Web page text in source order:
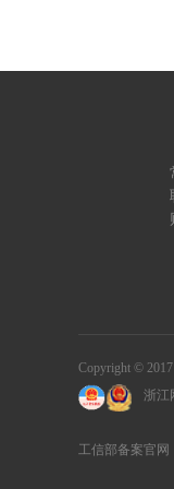
Copyright ©
浙江
工信部备案官网